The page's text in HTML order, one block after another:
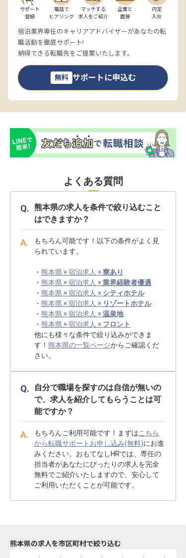
サポート
登録
電話で
ヒアリング
マッチする
求人をご紹介
企業と
面接
内定
入社
宿泊業界専任のキャリアアドバイザーがあなたの転
職活動を徹底サポート!
納得できる転職先をご提案いたします。
無料 サポートに申込む
よくある質問
熊本県の求人を条件で絞り込むこと
はできますか？
もちろん可能です！以下の条件がよく見
られています。
・ 熊本県 × 宿泊求人 ×寮あり
・ 熊本県 × 宿泊求人 ×業界経験者優遇
・ 熊本県 × 宿泊求人 × シティホテル
・ 熊本県 × 宿泊求人 × リゾートホテル
・ 熊本県 × 宿泊求人 ×温泉地
・ 熊本県 × 宿泊求人 × フロント
他にも様々な条件で絞り込みができま
す！ 熊本県の一覧ページからご確認くだ
さい。
自分で職場を探すのは自信が無いの
で、求人を紹介してもらうことは可
能ですか？
もちろんご利用可能です！まずはこちら
から転職サポートお申し込み(無料)にお進
みください。おもてなしHRでは、専任の
担当者があなたにぴったりの求人を完全
無料でご紹介いたしますので、安心して
ご利用いただくことが可能です。
熊本県の求人を市区町村で絞り込む